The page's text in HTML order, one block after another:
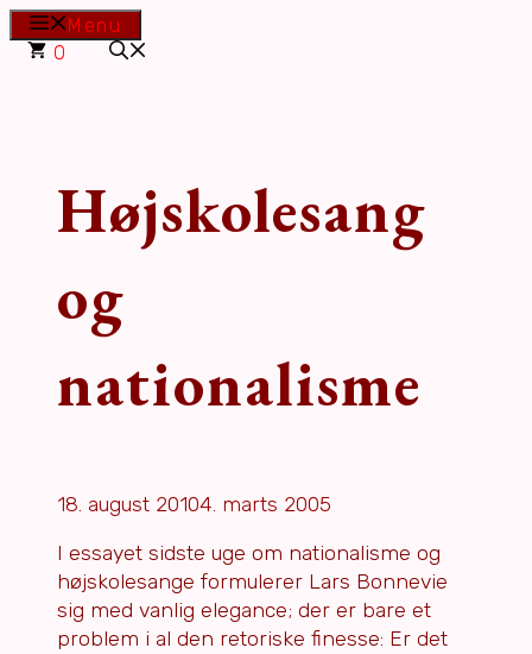
Hop
Menu
0
Højskolesang
og
nationalisme
18. august 20104. marts 2005
I essayet sidste uge om nationalisme og
højskolesange formulerer Lars Bonnevie
sig med vanlig elegance; der er bare et
problem i al den retoriske finesse: Er det